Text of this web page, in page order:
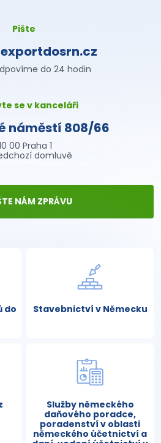
Pište
do 24 hodin
se v kanceláři
náměstí 808/66
00 Praha 1
domluvě
NÁM ZPRÁVU
do
Stavebnictví v Německu
Služby německého
daňového poradce,
poradenství v oblasti
německého účetnictví a